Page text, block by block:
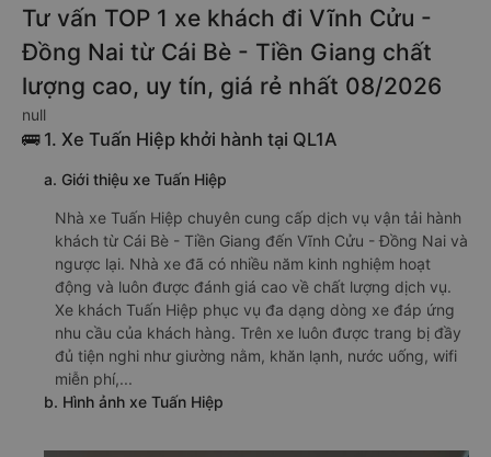
Tư vấn TOP 1 xe khách đi Vĩnh Cửu -
Đồng Nai từ Cái Bè - Tiền Giang chất
lượng cao, uy tín, giá rẻ nhất 08/2026
null
🚌 1. Xe Tuấn Hiệp khởi hành tại QL1A
a. Giới thiệu xe Tuấn Hiệp
Nhà xe Tuấn Hiệp chuyên cung cấp dịch vụ vận tải hành
khách từ Cái Bè - Tiền Giang đến Vĩnh Cửu - Đồng Nai và
ngược lại. Nhà xe đã có nhiều năm kinh nghiệm hoạt
động và luôn được đánh giá cao về chất lượng dịch vụ.
Xe khách Tuấn Hiệp phục vụ đa dạng dòng xe đáp ứng
nhu cầu của khách hàng. Trên xe luôn được trang bị đầy
đủ tiện nghi như giường nằm, khăn lạnh, nước uống, wifi
miễn phí,...
b. Hình ảnh xe Tuấn Hiệp